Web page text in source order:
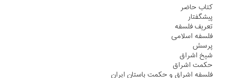
کتاب حاضر
پیشگفتار
تعریف فلسفه
فلسفه اسلامی
پرسش
شیخ اشراق
حکمت اشراق
فلسفه اشراق و حکمت باستان ایران